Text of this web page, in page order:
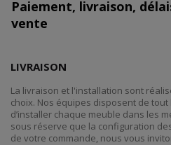
Paiement, livraison,
vente
LIVRAISON
La livraison et l'installation sont
choix. Nos équipes disposent de
d’installer chaque meuble dans les
sous réserve que la configuration
de votre commande, nous vous